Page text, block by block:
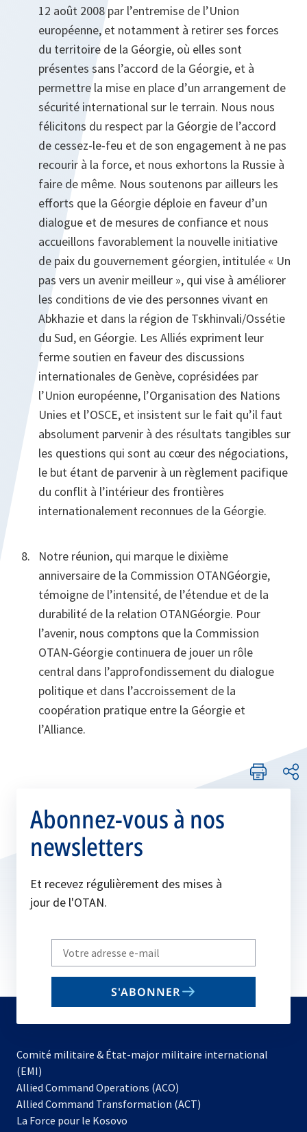
12 août 2008 par l’entremise de l’Union
européenne, et notamment à retirer ses forces
du territoire de la Géorgie, où elles sont
présentes sans l’accord de la Géorgie, et à
permettre la mise en place d’un arrangement de
sécurité international sur le terrain. Nous nous
félicitons du respect par la Géorgie de l’accord
de cessez-le-feu et de son engagement à ne pas
recourir à la force, et nous exhortons la Russie à
faire de même. Nous soutenons par ailleurs les
efforts que la Géorgie déploie en faveur d’un
dialogue et de mesures de confiance et nous
accueillons favorablement la nouvelle initiative
de paix du gouvernement géorgien, intitulée « Un
pas vers un avenir meilleur », qui vise à améliorer
les conditions de vie des personnes vivant en
Abkhazie et dans la région de Tskhinvali/Ossétie
du Sud, en Géorgie. Les Alliés expriment leur
ferme soutien en faveur des discussions
internationales de Genève, coprésidées par
l’Union européenne, l’Organisation des Nations
Unies et l’OSCE, et insistent sur le fait qu’il faut
absolument parvenir à des résultats tangibles sur
les questions qui sont au cœur des négociations,
le but étant de parvenir à un règlement pacifique
du conflit à l’intérieur des frontières
internationalement reconnues de la Géorgie.
Notre réunion, qui marque le dixième
anniversaire de la Commission OTAN­Géorgie,
témoigne de l’intensité, de l’étendue et de la
durabilité de la relation OTAN­Géorgie. Pour
l’avenir, nous comptons que la Commission
OTAN-Géorgie continuera de jouer un rôle
central dans l’approfondissement du dialogue
politique et dans l’accroissement de la
coopération pratique entre la Géorgie et
l’Alliance.
Abonnez-vous à nos
newsletters
Et recevez régulièrement des mises à
jour de l'OTAN.
Write
your
email
S'ABONNER
Comité militaire & État-major militaire international
(EMI)
Allied Command Operations (ACO)
dans
Allied Command Transformation (ACT)
La Force pour le Kosovo